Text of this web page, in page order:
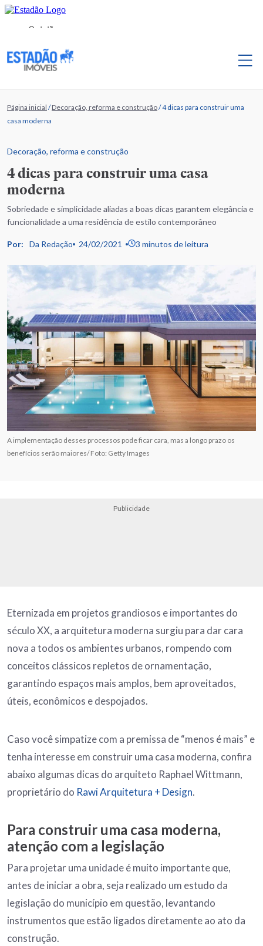
Página inicial /Decoração, reforma e construção/4 dicas para construir uma
casa moderna
Decoração, reforma e construção
4 dicas para construir uma casa
moderna
Sobriedade e simplicidade aliadas a boas dicas garantem elegância e
funcionalidade a uma residência de estilo contemporâneo
Por: Da Redação 24/02/2021 3 minutos de leitura
A implementação desses processos pode ficar cara, mas a longo prazo os
benefícios serão maiores/ Foto: Getty Images
Publicidade
Eternizada em projetos grandiosos e importantes do
século XX, a arquitetura moderna surgiu para dar cara
nova a todos os ambientes urbanos, rompendo com
conceitos clássicos repletos de ornamentação,
garantindo espaços mais amplos, bem aproveitados,
úteis, econômicos e despojados.
Caso você simpatize com a premissa de “menos é mais” e
tenha interesse em construir uma casa moderna, confira
abaixo algumas dicas do arquiteto Raphael Wittmann,
proprietário do Rawi Arquitetura + Design.
Para construir uma casa moderna,
atenção com a legislação
Para projetar uma unidade é muito importante que,
antes de iniciar a obra, seja realizado um estudo da
legislação do município em questão, levantando
instrumentos que estão ligados diretamente ao ato da
construção.